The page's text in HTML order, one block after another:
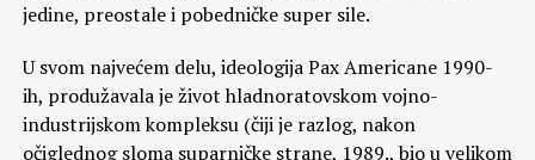
jedine, preostale i pobedničke super sile.
U svom najvećem delu, ideologija Pax Americane 1990-
ih, produžavala je život hladnoratovskom vojno-
industrijskom kompleksu (čiji je razlog, nakon
očiglednog sloma suparničke strane, 1989., bio u velikom